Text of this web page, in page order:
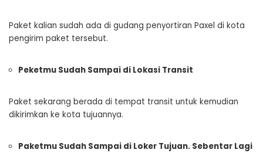
Paket kalian sudah ada di gudang penyortiran Paxel di kota
pengirim paket tersebut.
Peketmu Sudah Sampai di Lokasi Transit
Paket sekarang berada di tempat transit untuk kemudian
dikirimkan ke kota tujuannya.
Paketmu Sudah Sampai di Loker Tujuan. Sebentar Lagi